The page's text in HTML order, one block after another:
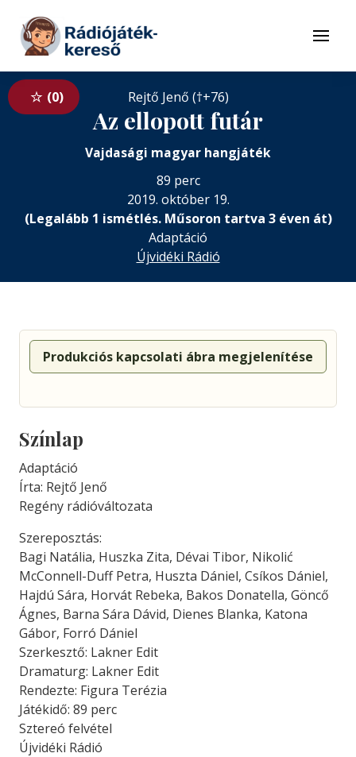
Tovább a tartalomhoz
Menü
0 Rejtő Jenő (†+76)
Az ellopott futár
Vajdasági magyar hangjáték
89 perc
2019. október 19.
(Legalább 1 ismétlés. Műsoron tartva 3 éven át)
Adaptáció
Újvidéki Rádió
Produkciós kapcsolati ábra megjelenítése
Színlap
Adaptáció
Írta: Rejtő Jenő
Regény rádióváltozata
Szereposztás:
Bagi Natália, Huszka Zita, Dévai Tibor, Nikolić
McConnell-Duff Petra, Huszta Dániel, Csíkos Dániel,
Hajdú Sára, Horvát Rebeka, Bakos Donatella, Göncő
Ágnes, Barna Sára Dávid, Dienes Blanka, Katona
Gábor, Forró Dániel
Szerkesztő: Lakner Edit
Dramaturg: Lakner Edit
Rendezte: Figura Terézia
Játékidő: 89 perc
Sztereó felvétel
Újvidéki Rádió